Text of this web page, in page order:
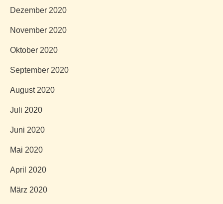
Dezember 2020
November 2020
Oktober 2020
September 2020
August 2020
Juli 2020
Juni 2020
Mai 2020
April 2020
März 2020